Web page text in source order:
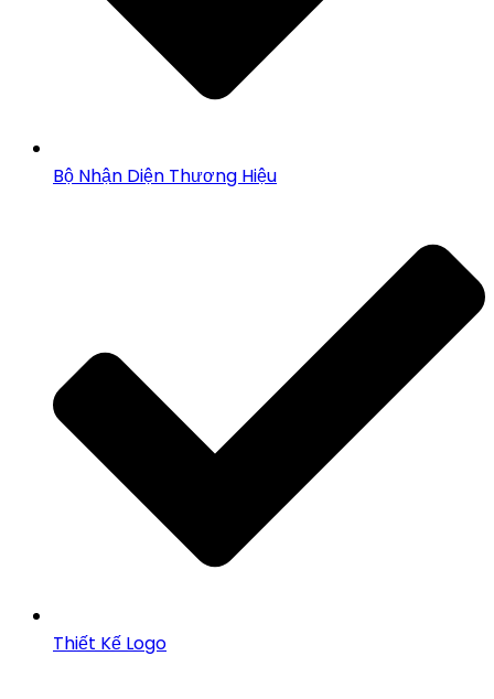
Bộ Nhận Diện Thương Hiệu
Thiết Kế Logo